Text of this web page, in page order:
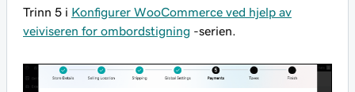
Trinn 5 i Konfigurer WooCommerce ved hjelp av
veiviseren for ombordstigning -serien.